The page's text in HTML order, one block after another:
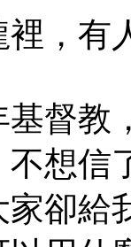
，有
基督
想信
卻給